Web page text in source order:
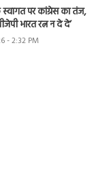
स्वागत पर कांग्रेस का तंज,
भारत रत्न न दे दे’
- 2:32 PM